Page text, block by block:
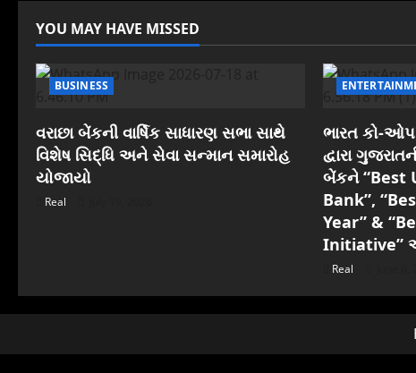
YOU MAY HAVE MISSED
BUSINESS
વરાછા બેંકની વાર્ષિક સાધારણ સભા સાથે
વિશેષ સિદ્ધિ અને સેવા સન્માન સમારોહ
યોજાયો
Real
ભારત કો-
દ્વારા
બેંકને “Best
Bank”,
Year” &
Initiative”
Real